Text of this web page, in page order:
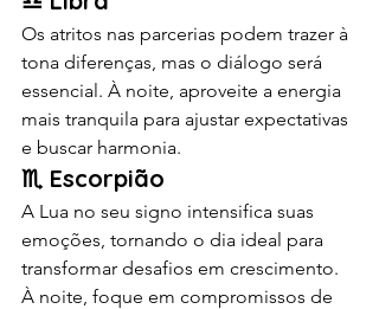
Os atritos nas parcerias podem trazer à
tona diferenças, mas o diálogo será
essencial. À noite, aproveite a energia
mais tranquila para ajustar expectativas
e buscar harmonia.
♏ Escorpião
A Lua no seu signo intensifica suas
emoções, tornando o dia ideal para
transformar desafios em crescimento.
À noite, foque em compromissos de